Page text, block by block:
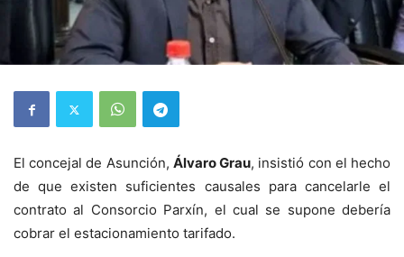
El concejal de Asunción, Álvaro Grau, insistió con el hecho
de que existen suficientes causales para cancelarle el
contrato al Consorcio Parxín, el cual se supone debería
cobrar el estacionamiento tarifado.